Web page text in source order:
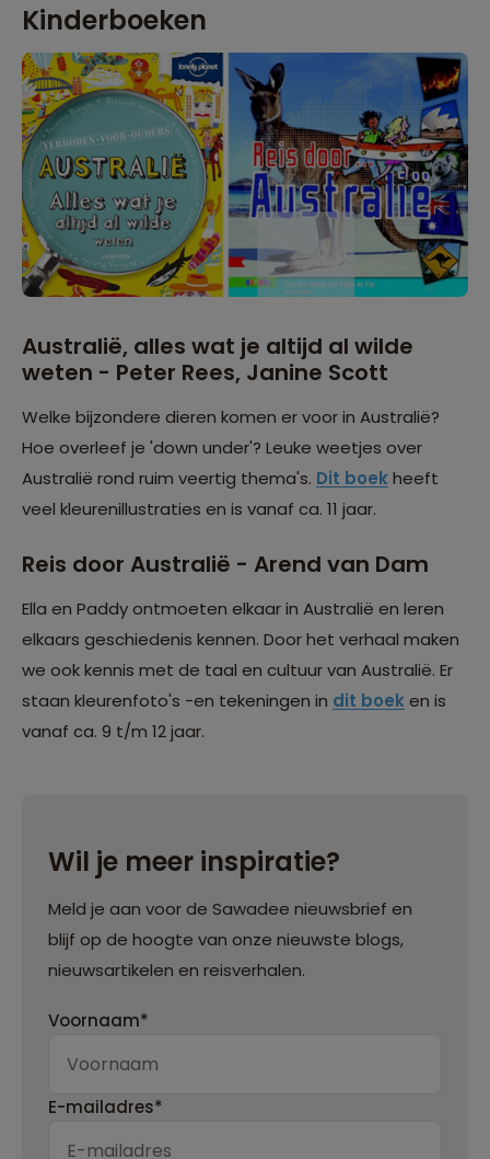
Kinderboeken
Australië, alles wat je altijd al wilde
weten - Peter Rees, Janine Scott
Welke bijzondere dieren komen er voor in Australië?
Hoe overleef je 'down under'? Leuke weetjes over
Australië rond ruim veertig thema's. Dit boekheeft
veel kleurenillustraties en is vanaf ca. 11 jaar.
Reis door Australië - Arend van Dam
Ella en Paddy ontmoeten elkaar in Australië en leren
elkaars geschiedenis kennen. Door het verhaal maken
we ook kennis met de taal en cultuur van Australië. Er
staan kleurenfoto's -en tekeningen in dit boeken is
vanaf ca. 9 t/m 12 jaar.
Wil je meer inspiratie?
Meld je aan voor de Sawadee nieuwsbrief en
blijf op de hoogte van onze nieuwste blogs,
nieuwsartikelen en reisverhalen.
Voornaam*
E-mailadres*